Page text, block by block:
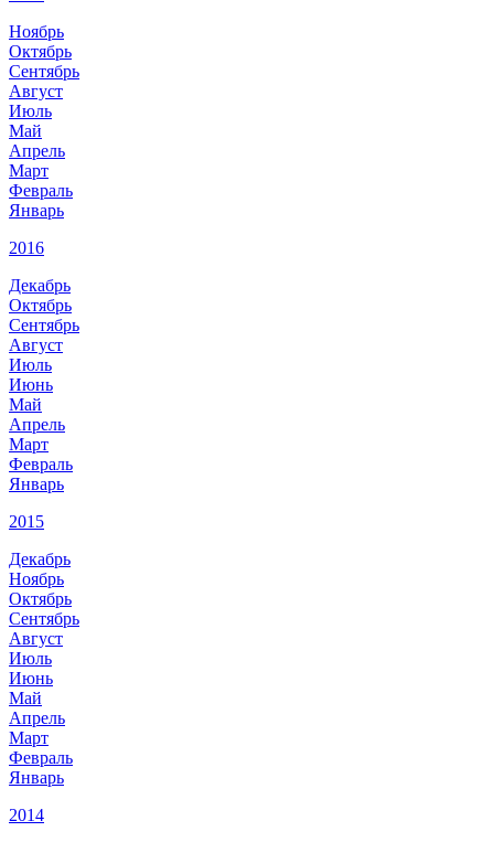
Ноябрь
Октябрь
Сентябрь
Август
Июль
Май
Апрель
Март
Февраль
Январь
2016
Декабрь
Октябрь
Сентябрь
Август
Июль
Июнь
Май
Апрель
Март
Февраль
Январь
2015
Декабрь
Ноябрь
Октябрь
Сентябрь
Август
Июль
Июнь
Май
Апрель
Март
Февраль
Январь
2014